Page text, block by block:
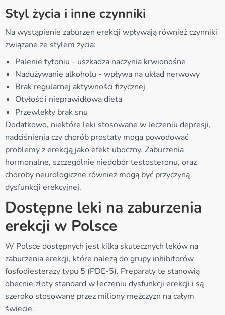
Styl życia i inne czynniki
Na wystąpienie zaburzeń erekcji wpływają również czynniki
związane ze stylem życia:
Palenie tytoniu - uszkadza naczynia krwionośne
Nadużywanie alkoholu - wpływa na układ nerwowy
Brak regularnej aktywności fizycznej
Otyłość i nieprawidłowa dieta
Przewlekły brak snu
Dodatkowo, niektóre leki stosowane w leczeniu depresji,
nadciśnienia czy chorób prostaty mogą powodować
problemy z erekcją jako efekt uboczny. Zaburzenia
hormonalne, szczególnie niedobór testosteronu, oraz
choroby neurologiczne również mogą być przyczyną
dysfunkcji erekcyjnej.
Dostępne leki na zaburzenia
erekcji w Polsce
W Polsce dostępnych jest kilka skutecznych leków na
zaburzenia erekcji, które należą do grupy inhibitorów
fosfodiesterazy typu 5 (PDE-5). Preparaty te stanowią
obecnie złoty standard w leczeniu dysfunkcji erekcji i są
szeroko stosowane przez miliony mężczyzn na całym
świecie.